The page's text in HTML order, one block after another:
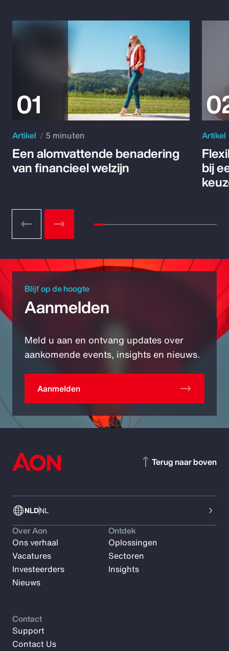
Artikel 5 minuten
Een alomvattende benadering
van financieel welzijn
Artikel
bij
Blijf op de hoogte
Aanmelden
Meld u aan en ontvang updates over
aankomende events, insights en nieuws.
Aanmelden
NLDNL
Terug naar boven
Over Aon
Ons verhaal
Vacatures
Investeerders
Nieuws
Ontdek
Oplossingen
Sectoren
Insights
Contact
Support
Contact Us